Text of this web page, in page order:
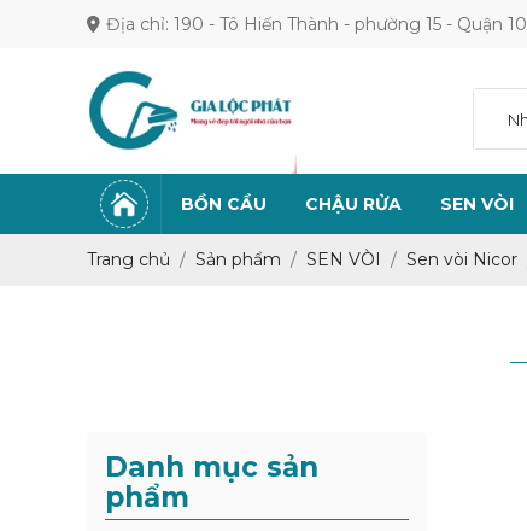
Địa chỉ: 190 - Tô Hiến Thành - phường 15 - Quận 10
BỒN CẦU CHẬU RỬA SEN VÒI
Trang chủ Sản phẩm SEN VÒI Sen vòi Nicor
Danh mục sản
phẩm